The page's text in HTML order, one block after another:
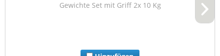
Gewichte Set mit Griff 2x 10 Kg